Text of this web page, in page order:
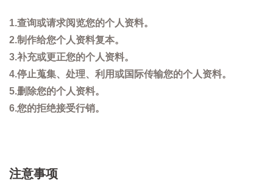
1.查询或请求阅览您的个人资料。
2.制作给您个人资料复本。
3.补充或更正您的个人资料。
4.停止蒐集、处理、利用或国际传输您的个人资料。
5.删除您的个人资料。
6.您的拒绝接受行销。
注意事项